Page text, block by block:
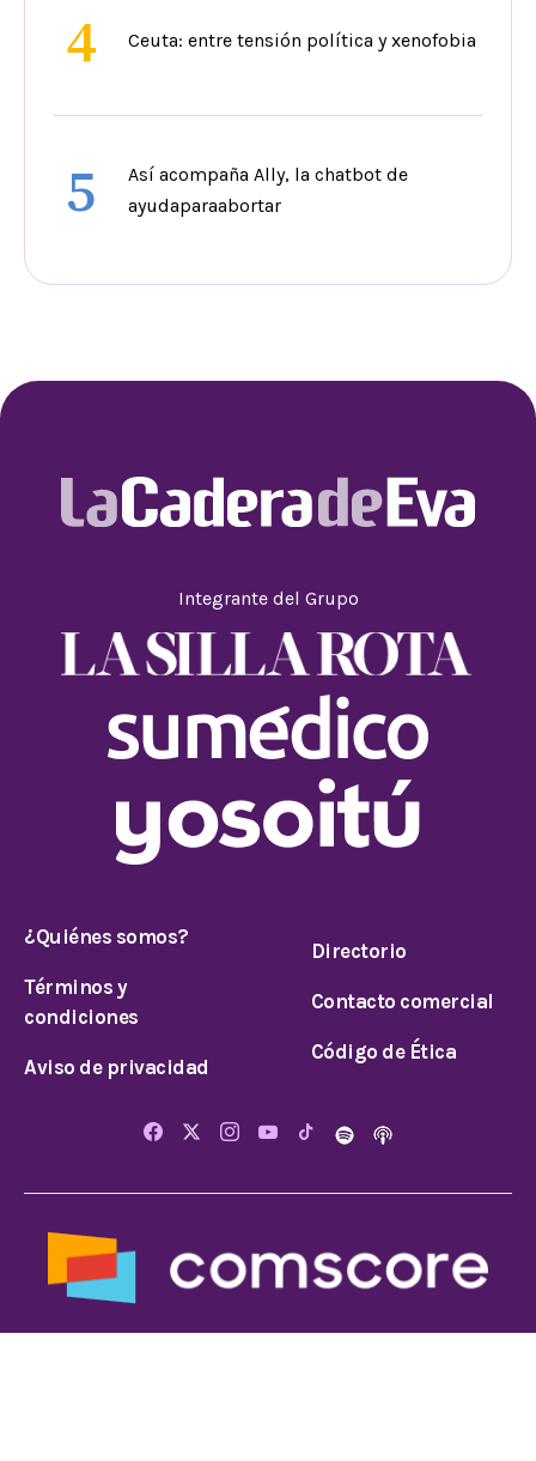
4 Ceuta: entre tensión política y xenofobia
5
Así acompaña Ally, la chatbot de
ayudaparaabortar
Integrante del Grupo
¿Quiénes somos?
Términos y
condiciones
Aviso de privacidad
Directorio
Contacto comercial
Código de Ética